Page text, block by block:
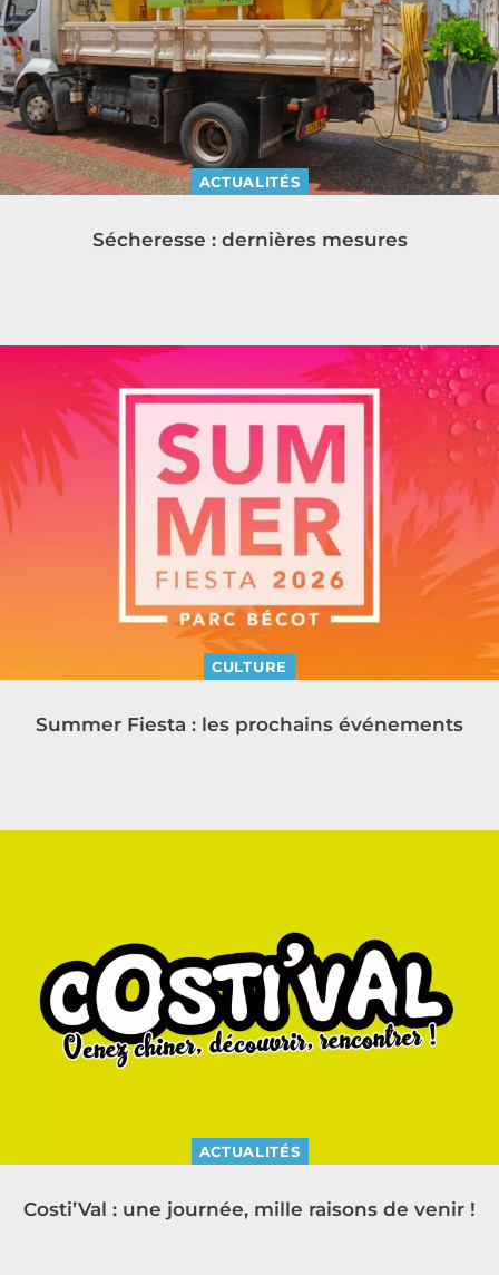
ACTUALITÉS
Sécheresse : dernières mesures
CULTURE
Summer Fiesta : les prochains événements
ACTUALITÉS
Costi’Val : une journée, mille raisons de venir !